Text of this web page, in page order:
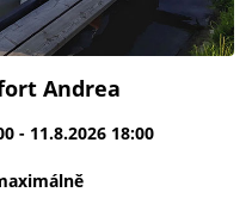
Andrea
- 11.8.2026 18:00